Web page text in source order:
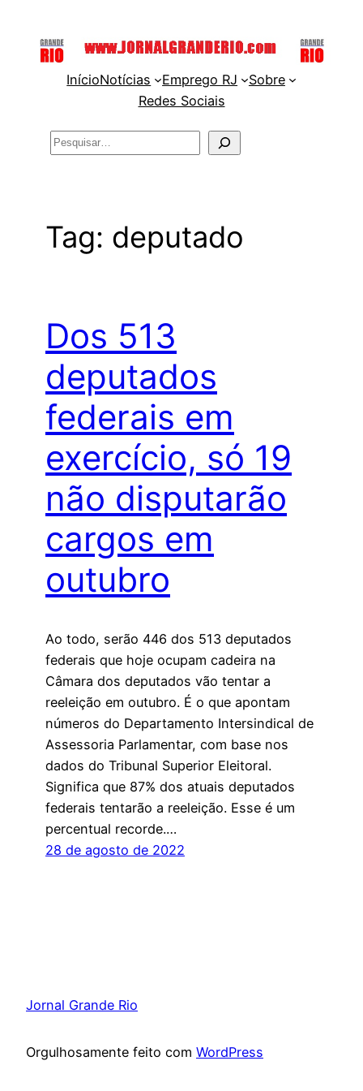
InícioNotícias Emprego RJ
Sobre
Redes Sociais
Pesquisar
Tag: deputado
Dos 513
deputados
federais em
exercício, só 19
não disputarão
cargos em
outubro
Ao todo, serão 446 dos 513 deputados
federais que hoje ocupam cadeira na
Câmara dos deputados vão tentar a
reeleição em outubro. É o que apontam
números do Departamento Intersindical de
Assessoria Parlamentar, com base nos
dados do Tribunal Superior Eleitoral.
Significa que 87% dos atuais deputados
federais tentarão a reeleição. Esse é um
percentual recorde.…
28 de agosto de 2022
Jornal Grande Rio
Orgulhosamente feito com WordPress